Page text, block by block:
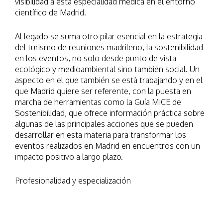
científico de Madrid.
Al legado se suma otro pilar esencial en la estrategia
del turismo de reuniones madrileño, la sostenibilidad
en los eventos, no solo desde punto de vista
ecológico y medioambiental sino también social. Un
aspecto en el que también se está trabajando y en el
que Madrid quiere ser referente, con la puesta en
marcha de herramientas como la Guía MICE de
Sostenibilidad, que ofrece información práctica sobre
algunas de las principales acciones que se pueden
desarrollar en esta materia para transformar los
eventos realizados en Madrid en encuentros con un
impacto positivo a largo plazo.
Profesionalidad y especialización